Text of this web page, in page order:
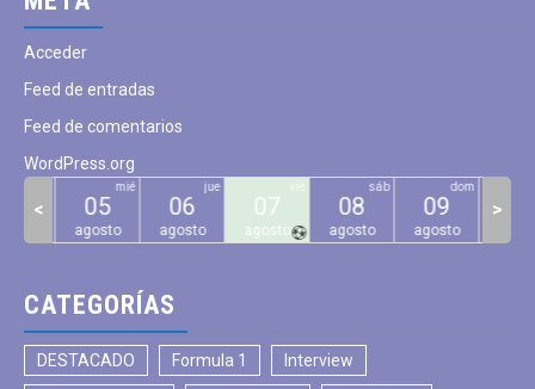
Acceder
Feed de entradas
Feed de comentarios
WordPress.org
05
agosto
mié
06
agosto
jue
07
agosto
vie
08
agosto
sáb
09
agosto
dom
< >
CATEGORÍAS
DESTACADO Formula 1 Interview